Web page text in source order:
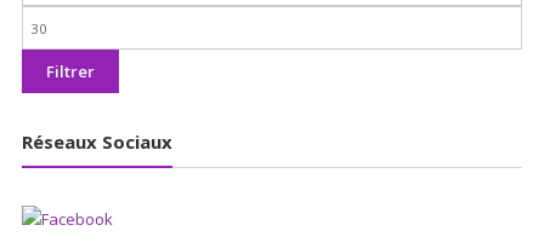
min
Prix
max
Filtrer
Réseaux Sociaux